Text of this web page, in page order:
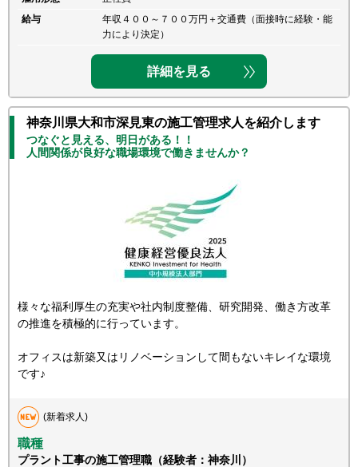
給与
年収４００～７００万円＋交通費（面接時に経験・能
力により決定）
詳細を見る
神奈川県大和市深見東の施工管理求人を紹介します
つなぐと見える、明日がある！！
人間関係が良好な職場環境で働きませんか？
様々な福利厚生の充実や社内制度整備、研究開発、働き方改革
の推進を積極的に行っています。
オフィスは新築又はリノベーションして間もないキレイな環境
です♪
(新着求人)
職種
プラント工事の施工管理職（経験者：神奈川）